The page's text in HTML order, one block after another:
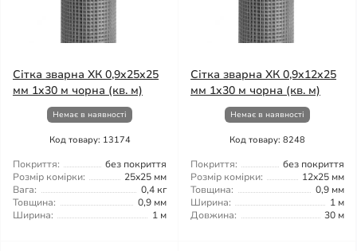
Сітка зварна ХК 0,9x25x25
мм 1x30 м чорна (кв. м)
Немає в наявності
Код товару: 13174
Покриття:
без покриття
Розмір комірки:
25x25 мм
Вага:
0,4 кг
Товщина:
0,9 мм
Ширина:
1 м
Сітка зварна ХК 0,9x12x25
мм 1x30 м чорна (кв. м)
Немає в наявності
Код товару: 8248
Покриття:
без покриття
Розмір комірки:
12x25 мм
Товщина:
0,9 мм
Ширина:
1 м
Довжина:
30 м